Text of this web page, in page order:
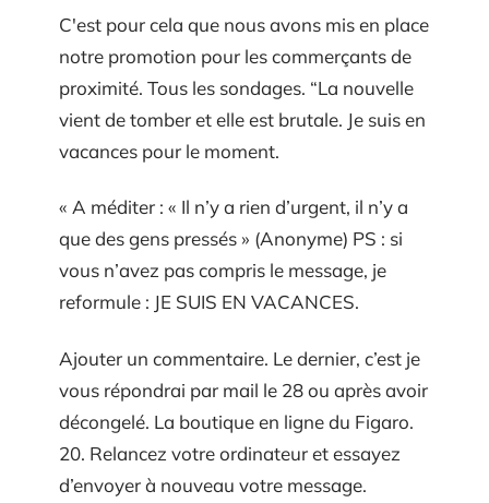
C'est pour cela que nous avons mis en place
notre promotion pour les commerçants de
proximité. Tous les sondages. “La nouvelle
vient de tomber et elle est brutale. Je suis en
vacances pour le moment.
« A méditer : « Il n’y a rien d’urgent, il n’y a
que des gens pressés » (Anonyme) PS : si
vous n’avez pas compris le message, je
reformule : JE SUIS EN VACANCES.
Ajouter un commentaire. Le dernier, c’est je
vous répondrai par mail le 28 ou après avoir
décongelé. La boutique en ligne du Figaro.
20. Relancez votre ordinateur et essayez
d’envoyer à nouveau votre message.